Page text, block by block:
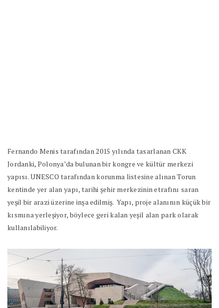
Fernando Menis tarafından 2015 yılında tasarlanan CKK
Jordanki, Polonya’da bulunan bir kongre ve kültür merkezi
yapısı. UNESCO tarafından korunma listesine alınan Torun
kentinde yer alan yapı, tarihi şehir merkezinin etrafını saran
yeşil bir arazi üzerine inşa edilmiş. Yapı, proje alanının küçük bir
kısmına yerleşiyor, böylece geri kalan yeşil alan park olarak
kullanılabiliyor.